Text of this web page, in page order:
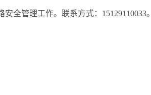
全管理工作。联系方式：15129110033。